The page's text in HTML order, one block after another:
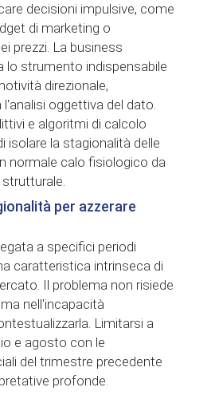
decisioni impulsive, come
di marketing o
prezzi. La business
lo strumento indispensabile
direzionale,
oggettiva del dato.
e algoritmi di calcolo
isolare la stagionalità delle
normale calo fisiologico da
strutturale.
per azzerare
a specifici periodi
caratteristica intrinseca di
Il problema non risiede
nell'incapacità
Limitarsi a
e agosto con le
del trimestre precedente
profonde.